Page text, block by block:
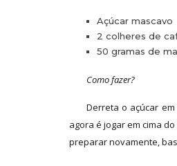
Açúcar mascavo
2 colheres de
50 gramas de
Como fazer?
Derreta o açúcar
agora é jogar em cima
preparar novamente,